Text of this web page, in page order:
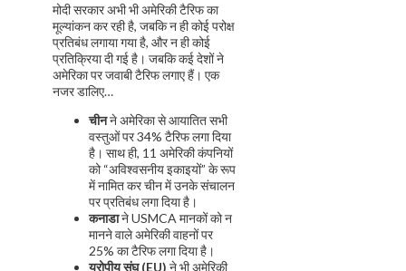
मोदी सरकार अभी भी अमेरिकी टैरिफ का
मूल्यांकन कर रही है, जबकि न ही कोई परोक्ष
प्रतिबंध लगाया गया है, और न ही कोई
प्रतिक्रिया दी गई है। जबकि कई देशों ने
अमेरिका पर जवाबी टैरिफ लगाए हैं। एक
नजर डालिए…
चीनने अमेरिका से आयातित सभी
वस्तुओं पर 34% टैरिफ लगा दिया
है। साथ ही, 11 अमेरिकी कंपनियों
को “अविश्वसनीय इकाइयों” के रूप
में नामित कर चीन में उनके संचालन
पर प्रतिबंध लगा दिया है।
कनाडाने USMCA मानकों को न
मानने वाले अमेरिकी वाहनों पर
25% का टैरिफ लगा दिया है।
यूरोपीय संघ (EU) ने भी अमेरिकी